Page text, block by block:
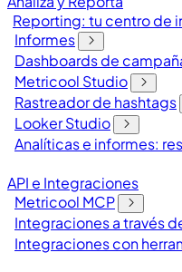
Reporting: tu centro de
Informes
Dashboards de
Metricool Studio
Rastreador de hashtags
Looker Studio
Analíticas e informes:
API e Integraciones
Metricool MCP
Integraciones a través
Integraciones con